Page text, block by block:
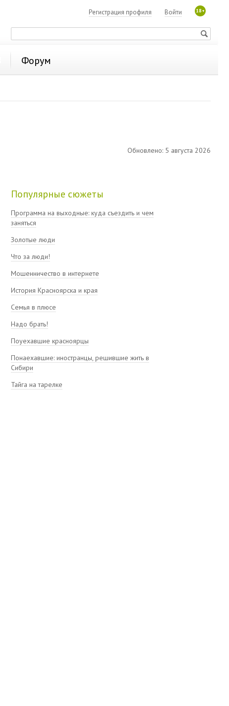
18+
Войти
Регистрация профиля
Форум
Обновлено: 5 августа 2026
Популярные сюжеты
Программа на выходные: куда съездить и чем
заняться
Золотые люди
Что за люди!
Мошенничество в интернете
История Красноярска и края
Семья в плюсе
Надо брать!
Поуехавшие красноярцы
Понаехавшие: иностранцы, решившие жить в
Сибири
Тайга на тарелке